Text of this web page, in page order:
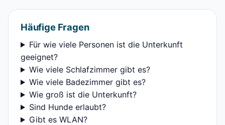
Häufige Fragen
Für wie viele Personen ist die Unterkunft
geeignet?
Wie viele Schlafzimmer gibt es?
Wie viele Badezimmer gibt es?
Wie groß ist die Unterkunft?
Sind Hunde erlaubt?
Gibt es WLAN?